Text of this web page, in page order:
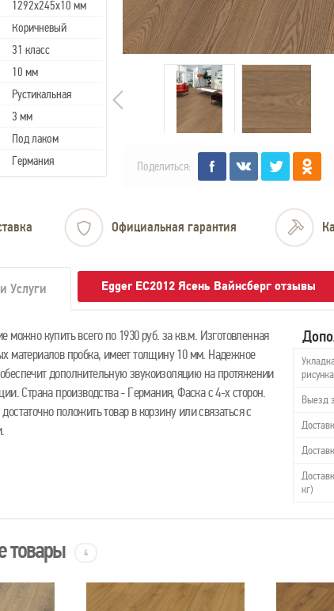
1292х245х10 мм
Коричневый
31 класс
10 мм
Рустикальная
3 мм
Под лаком
Германия Поделиться:
Официальная гарантия
Услуги Egger EC2012 Ясень Вайнсберг отзывы
можно купить всего по 1930 руб. за кв.м. Изготовленная
материалов пробка, имеет толщину 10 мм. Надежное
дополнительную звукоизоляцию на протяжении
Страна производства - Германия, Фаска с 4-х сторон.
положить товар в корзину или связаться с
Выезд
кг)
товары 4